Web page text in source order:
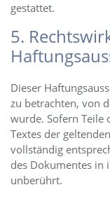
gestattet.
5.
Dieser
zu betrachten, von
wurde. Sofern Teile
Textes der
vollständig
des Dokumentes in
unberührt.